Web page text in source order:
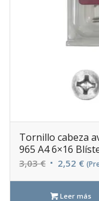
Tornillo cabeza
965 A4 6×16
3,03€ El
original
2,52 €El
Leer más